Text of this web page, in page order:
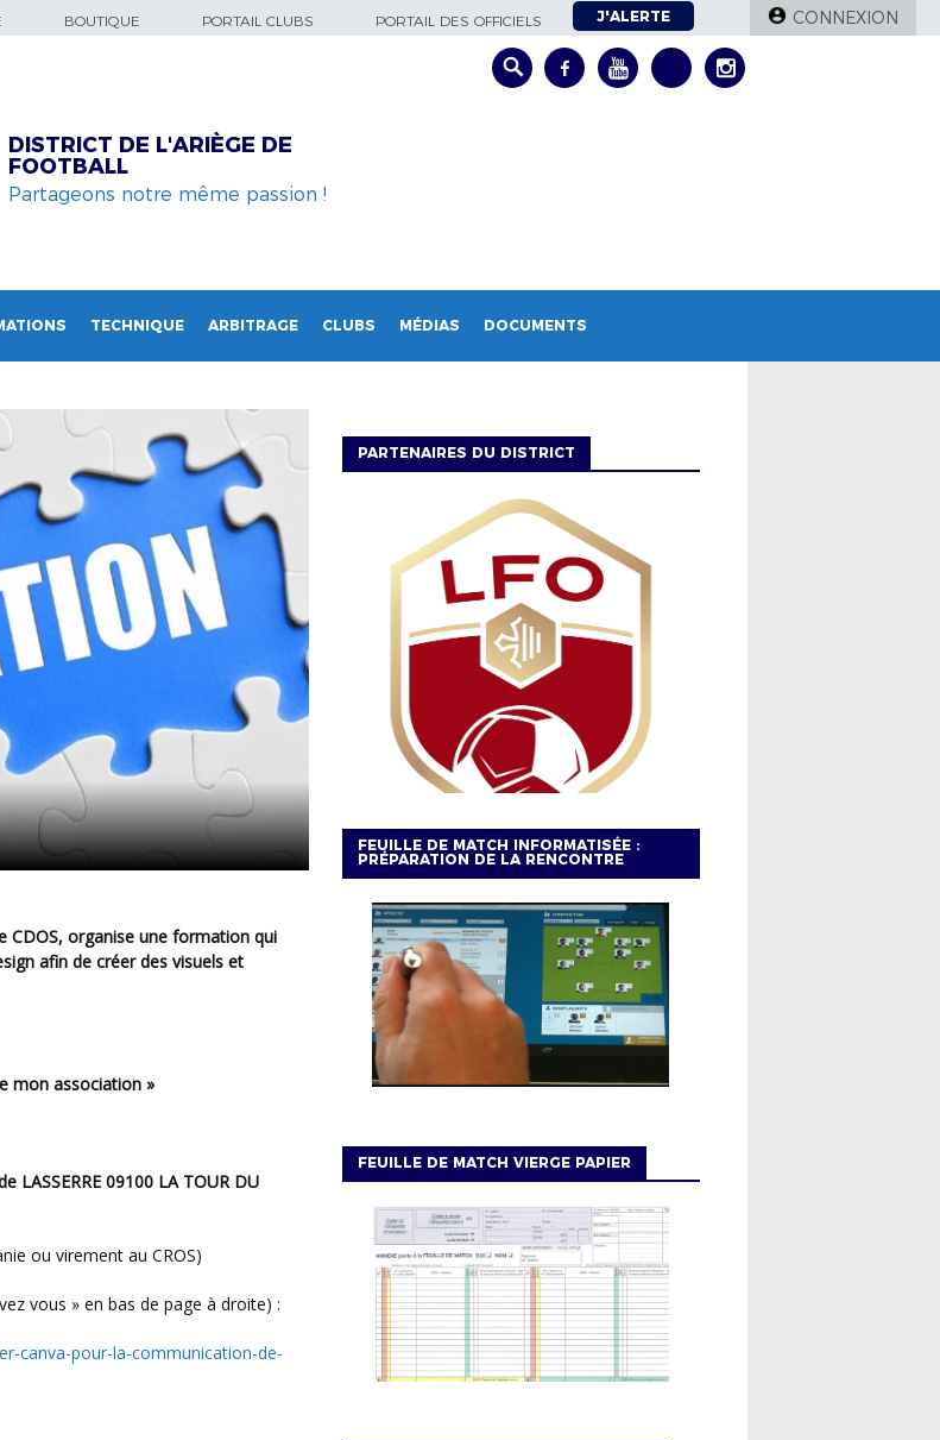
BOUTIQUE PORTAIL CLUBS PORTAIL DES OFFICIELS J'ALERTE CONNEXION
DISTRICT DE L'ARIÈGE DE
FOOTBALL
Partageons notre même passion !
TECHNIQUE ARBITRAGE CLUBS MÉDIAS DOCUMENTS
afin de créer des visuels et
mon association »
LASSERRE 09100 LA TOUR DU
ou virement au CROS)
vous » en bas de page à droite) :
PARTENAIRES DU DISTRICT
FEUILLE DE MATCH INFORMATISÉE :
PRÉPARATION DE LA RENCONTRE
FEUILLE DE MATCH VIERGE PAPIER